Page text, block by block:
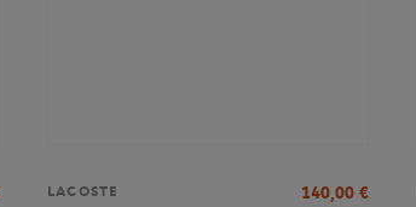
LACOSTE 140,00 €